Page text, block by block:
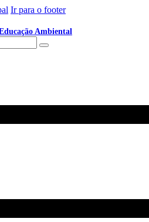
Ir para o footer
Ambiental